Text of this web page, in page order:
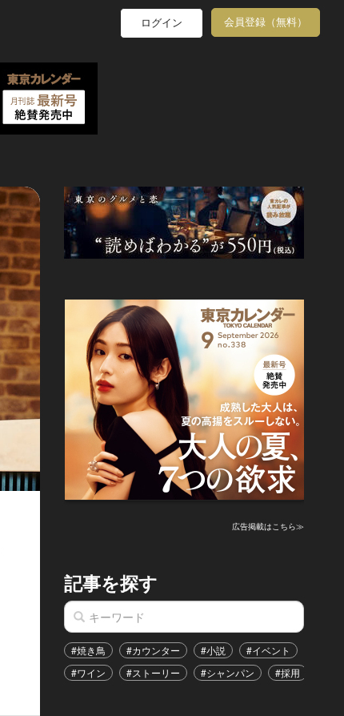
ログイン 会員登録（無料）
広告掲載はこちら≫
記事を探す
#焼き鳥 #カウンター #小説 #イベント
#ワイン
#ストーリー #シャンパン #採用